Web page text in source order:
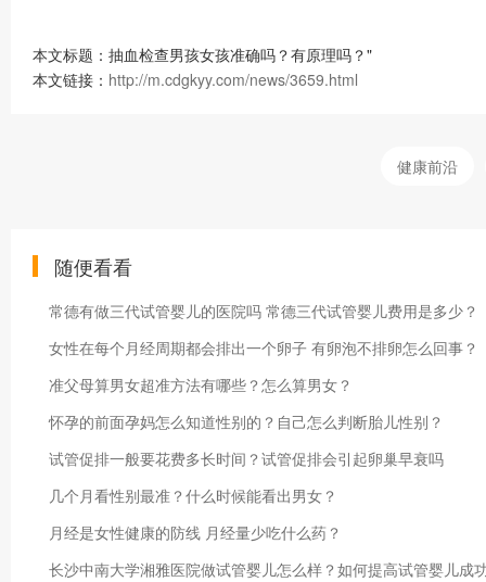
本文标题：抽血检查男孩女孩准确吗？有原理吗？"
本文链接： http://m.cdgkyy.com/news/3659.html
健康前沿
随便看看
常德有做三代试管婴儿的医院吗 常德三代试管婴儿费用是多少？
女性在每个月经周期都会排出一个卵子 有卵泡不排卵怎么回事？
准父母算男女超准方法有哪些？怎么算男女？
怀孕的前面孕妈怎么知道性别的？自己怎么判断胎儿性别？
试管促排一般要花费多长时间？试管促排会引起卵巢早衰吗
几个月看性别最准？什么时候能看出男女？
月经是女性健康的防线 月经量少吃什么药？
长沙中南大学湘雅医院做试管婴儿怎么样？如何提高试管婴儿成